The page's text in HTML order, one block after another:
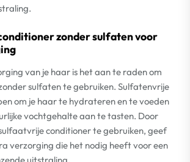
zonder sulfaten voor
van je haar is het aan te raden om
sulfaten te gebruiken. Sulfatenvrije
om je haar te hydrateren en te voeden
vochtgehalte aan te tasten. Door
conditioner te gebruiken, geef
verzorging die het nodig heeft voor een
uitstraling.